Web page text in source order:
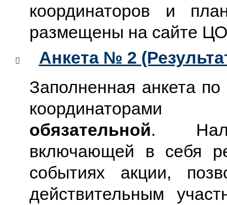
координаторов и
размещены на сайте
​
Анкета № 2
Заполненная анкета
обязательной.
включающей в себя
событиях акции,
действительным